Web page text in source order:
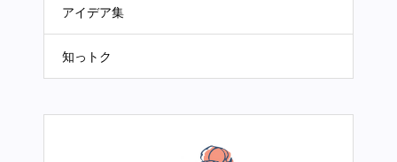
アイデア集
知っトク